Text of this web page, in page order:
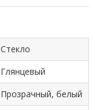
Стекло
Глянцевый
Прозрачный, белый